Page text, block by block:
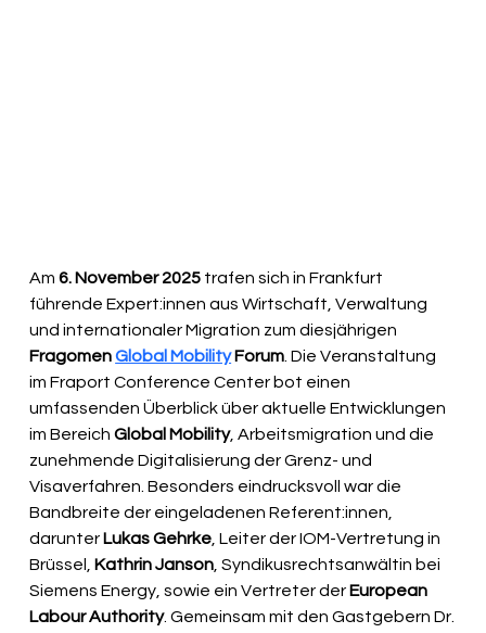
Am 6. November 2025 trafen sich in Frankfurt
führende Expert:innen aus Wirtschaft, Verwaltung
und internationaler Migration zum diesjährigen
Fragomen Global Mobility Forum . Die Veranstaltung
im Fraport Conference Center bot einen
umfassenden Überblick über aktuelle Entwicklungen
im Bereich Global Mobility, Arbeitsmigration und die
zunehmende Digitalisierung der Grenz- und
Visaverfahren. Besonders eindrucksvoll war die
Bandbreite der eingeladenen Referent:innen,
darunter Lukas Gehrke , Leiter der IOM-Vertretung in
Brüssel, Kathrin Janson , Syndikusrechtsanwältin bei
Siemens Energy, sowie ein Vertreter der European
Labour Authority. Gemeinsam mit den Gastgebern Dr.